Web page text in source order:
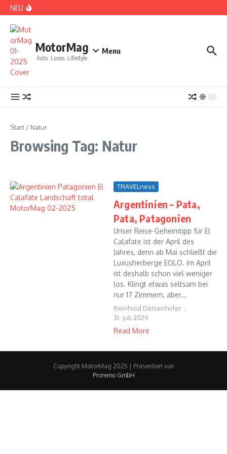
Zum Inhalt springen
NEU
CDE 2026: High Class Event in München
MotorMag
Auto. Luxus. Lifestyle.
Menu
Start / Natur
Browsing Tag: Natur
TRAVELness
Argentinien – Pata,
Pata, Patagonien
Unser Reise-Geheimtipp für El
Calafate ist der April des
Jahres, denn ab Mai schließt die
Luxusherberge EOLO. Im April
ist deshalb schon viel weniger
los. Klingt etwas seltsam bei
nur 17 Zimmern, aber...
Reinhold Deisenhofer
31. Juli 2025
Read More
Copyright MotorMag 2025 | Präsentiert von
Proremo GmbH